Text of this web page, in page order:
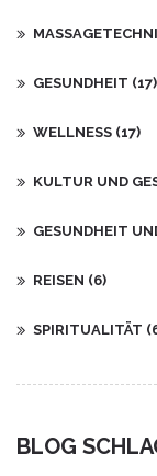
GESUNDHEIT (17)
WELLNESS (17)
KULTUR UND
GESUNDHEIT
REISEN (6)
SPIRITUALITÄT
BLOG